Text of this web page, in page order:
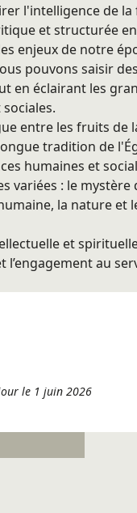
l'intelligence de
et structurée
enjeux de notre
pouvons saisir
en éclairant les
entre les fruits de
tradition de
humaines et
variées : le mystère
la nature et
et
l’engagement au
le 1 juin 2026